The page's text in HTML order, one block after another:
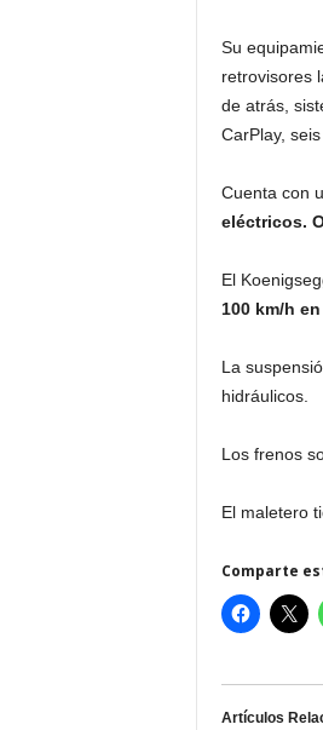
Su
retrovisores
de atrás,
CarPlay,
Cuenta con
eléctricos.
El
100 km/h
La
hidráulicos.
Los frenos
El maletero
Comparte
Artículos